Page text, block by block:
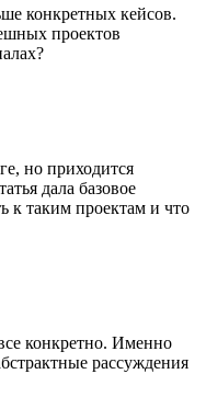
конкретных кейсов.
проектов
но приходится
дала базовое
к таким проектам и что
конкретно. Именно
рассуждения